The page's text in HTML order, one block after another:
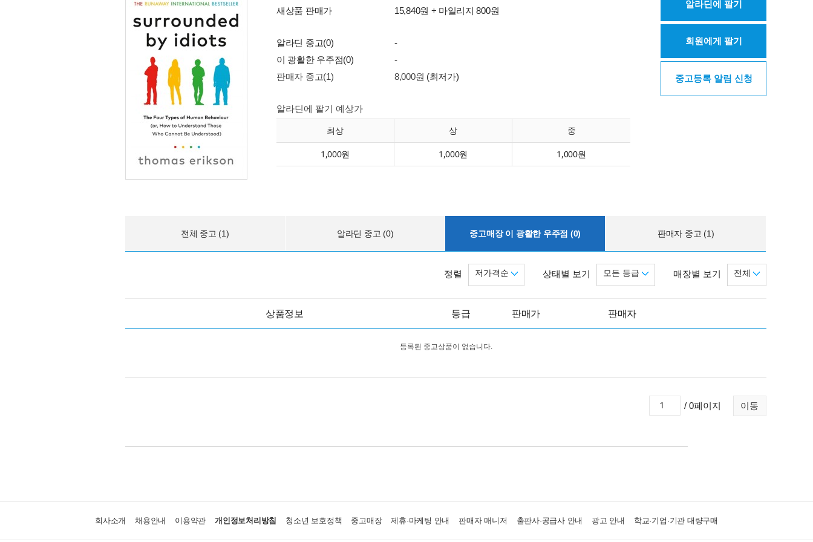
새상품 판매가 15,840원 + 마일리지 800원
알라딘 중고(0)
-
이 광활한 우주점(0)
-
판매자 중고(1)
8,000원 (최저가)
알라딘에 팔기 예상가
최상 상 중
1,000원 1,000원 1,000원
알라딘에 팔기
회원에게 팔기
중고등록 알림 신청
전체 중고 (1) 알라딘 중고 (0) 중고매장 이 광활한 우주점 (0) 판매자 중고 (1)
매장별 보기 전체
상태별 보기 모든 등급
정렬 저가격순
상품정보 등급 판매가 판매자
등록된 중고상품이 없습니다.
이동
/ 0페이지
회사소개 채용안내 이용약관 개인정보처리방침 청소년 보호정책 중고매장 제휴·마케팅 안내 판매자 매니저 출판사·공급사 안내 광고 안내 학교·기업·기관 대량구매